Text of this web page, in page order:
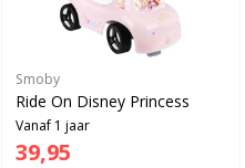
Smoby
Ride On Disney Princess
Vanaf 1 jaar
39,95